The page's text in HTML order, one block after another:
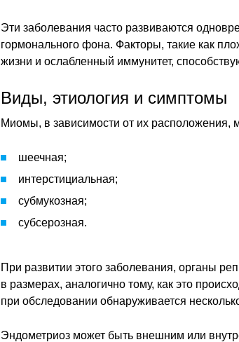
Эти заболевания часто развиваются
гормонального фона. Факторы, такие как
жизни и ослабленный иммунитет,
Виды, этиология и симптомы
Миомы, в зависимости от их расположения,
шеечная;
интерстициальная;
субмукозная;
субсерозная.
При развитии этого заболевания, органы
в размерах, аналогично тому, как это
при обследовании обнаруживается
Эндометриоз может быть внешним или